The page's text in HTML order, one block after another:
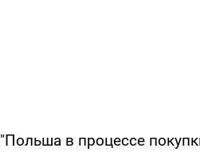
"Польша в процессе